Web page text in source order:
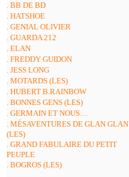
. BB DE BD
. HATSHOE
. GENIAL OLIVIER
. GUARDA 212
. ELAN
. FREDDY GUIDON
. JESS LONG
. MOTARDS (LES)
. HUBERT B.RAINBOW
. BONNES GENS (LES)
. GERMAIN ET NOUS…
. MÉSAVENTURES DE GLAN GLAN
(LES)
. GRAND FABULAIRE DU PETIT
PEUPLE
. BOGROS (LES)